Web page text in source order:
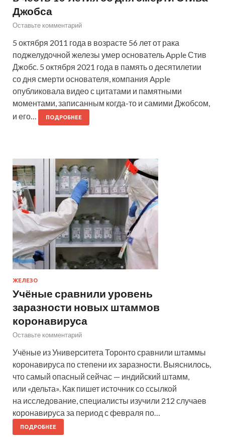
Джобса
Оставьте комментарий
5 октября 2011 года в возрасте 56 лет от рака
поджелудочной железы умер основатель Apple Стив
Джобс. 5 октября 2021 года в память о десятилетии
со дня смерти основателя, компания Apple
опубликовала видео с цитатами и памятными
моментами, записанным когда-то и самими Джобсом,
и его…
ПОДРОБНЕЕ
ЖЕЛЕЗО
Учёные сравнили уровень
заразности новых штаммов
коронавируса
Оставьте комментарий
Учёные из Университета Торонто сравнили штаммы
коронавируса по степени их заразности. Выяснилось,
что самый опасный сейчас — индийский штамм,
или «дельта». Как пишет источник со ссылкой
на исследование, специалисты изучили 212 случаев
коронавируса за период с февраля по…
ПОДРОБНЕЕ